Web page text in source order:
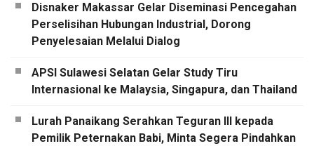
Disnaker Makassar Gelar Diseminasi Pencegahan
Perselisihan Hubungan Industrial, Dorong
Penyelesaian Melalui Dialog
APSI Sulawesi Selatan Gelar Study Tiru
Internasional ke Malaysia, Singapura, dan Thailand
Lurah Panaikang Serahkan Teguran III kepada
Pemilik Peternakan Babi, Minta Segera Pindahkan